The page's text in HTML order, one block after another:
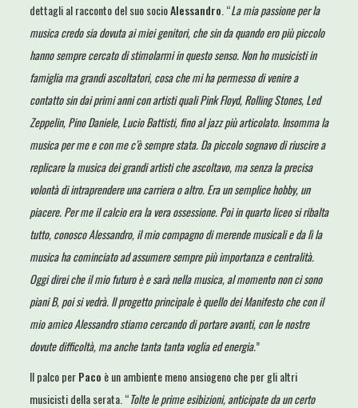
dettagli al racconto del suo socioAlessandro . “La mia passione per la
musica credo sia dovuta ai miei genitori, che sin da quando ero più piccolo
hanno sempre cercato di stimolarmi in questo senso. Non ho musicisti in
famiglia ma grandi ascoltatori, cosa che mi ha permesso di venire a
contatto sin dai primi anni con artisti quali Pink Floyd, Rolling Stones, Led
Zeppelin, Pino Daniele, Lucio Battisti, fino al jazz più articolato. Insomma la
musica per me e con me c’è sempre stata. Da piccolo sognavo di riuscire a
replicare la musica dei grandi artisti che ascoltavo, ma senza la precisa
volontà di intraprendere una carriera o altro. Era un semplice hobby, un
piacere. Per me il calcio era la vera ossessione. Poi in quarto liceo si ribalta
tutto, conosco Alessandro, il mio compagno di merende musicali e da lì la
musica ha cominciato ad assumere sempre più importanza e centralità.
Oggi direi che il mio futuro è e sarà nella musica, al momento non ci sono
piani B, poi si vedrà. Il progetto principale è quello dei Manifesto che con il
mio amico Alessandro stiamo cercando di portare avanti, con le nostre
dovute difficoltà, ma anche tanta tanta voglia ed energia.”
Il palco perPaco è un ambiente meno ansiogeno che per gli altri
musicisti della serata. “Tolte le prime esibizioni, anticipate da un certo